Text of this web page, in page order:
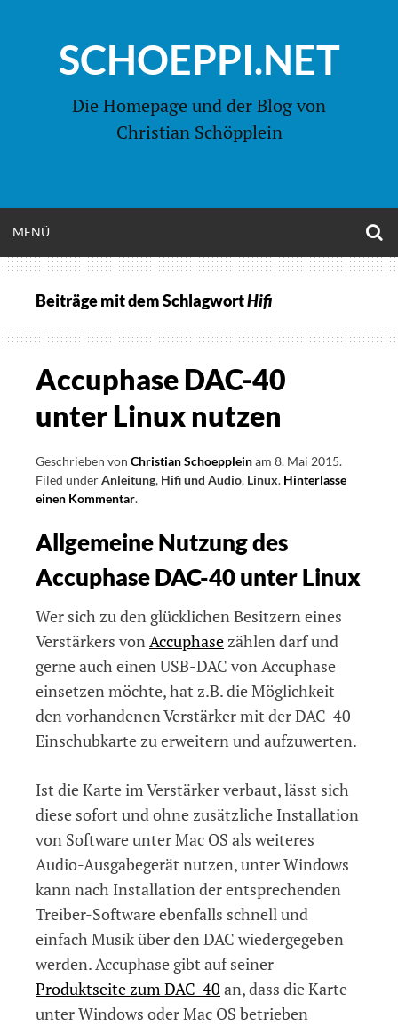
springenSCHOEPPI.NET
Die Homepage und der Blog von
Christian Schöpplein
MENÜ
Beiträge mit dem SchlagwortHifi
Accuphase DAC-40
unter Linux nutzen
Geschrieben von Christian Schoeppleinam 8. Mai 2015.
Filed underAnleitung, Hifi und Audio, Linux. Hinterlasse
einen Kommentaron
DAC-
40
unter
nutzen
.
Allgemeine Nutzung des
Accuphase DAC-40 unter Linux
Wer sich zu den glücklichen Besitzern eines
Verstärkers vonAccuphasezählen darf und
gerne auch einen USB-DAC von Accuphase
einsetzen möchte, hat z.B. die Möglichkeit
den vorhandenen Verstärker mit der DAC-40
Einschubkarte zu erweitern und aufzuwerten.
Ist die Karte im Verstärker verbaut, lässt sich
diese sofort und ohne zusätzliche Installation
von Software unter Mac OS als weiteres
Audio-Ausgabegerät nutzen, unter Windows
kann nach Installation der entsprechenden
Treiber-Software ebenfalls schnell und
einfach Musik über den DAC wiedergegeben
werden. Accuphase gibt auf seiner
Produktseite zum DAC-40 an, dass die Karte
unter Windows oder Mac OS betrieben